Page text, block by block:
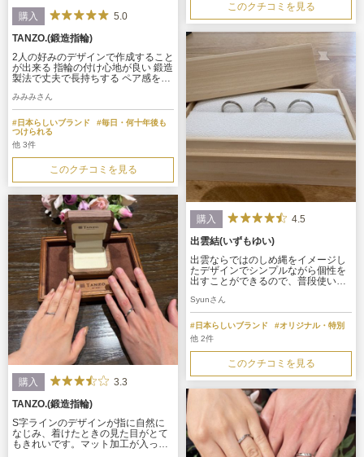
このクチコミを見る
購入
5.0
TANZO.(鍛造指輪)
2人の好みのデザインで作成すること
が出来る 指輪の付け心地が良い 鍛造
製法で丈夫で長持ちする ペア感を出
もらえる 内側の刻印も好みのものを
入れる事が出来る 2人とも猫が好き
なので猫の刻印を入れてもらいまし
た
みみみさん
#日本らしいブランド
#毎日・何十年後も
つけられる
他 3件
このクチコミを見る
購入
4.5
出雲結(いずもゆい)
出雲ならではのしめ縄をイメージし
たデザインでシンプルながら個性を
出すことができるので、普段使いも
な人におすすめです。 ホーニングと
鏡面の加工が同時にできさらに個性
を出せるので、派手なのは嫌いだけ
ど他人と被るのは嫌だという自分に
ピッタリでした。
Syunさん
#日本らしいブランド
#オリジナル・特別
他 2件
このクチコミを見る
購入
3.3
TANZO.(鍛造指輪)
S字ラインのデザインが指に自然に
なじみ、着けたときの見た目がとて
もきれいです。マット加工が入って